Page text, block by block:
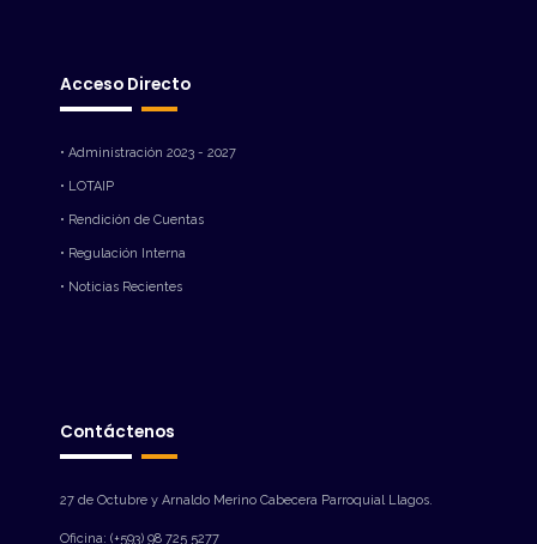
Acceso Directo
• Administración 2023 - 2027
• LOTAIP
• Rendición de Cuentas
• Regulación Interna
• Noticias Recientes
Contáctenos
27 de Octubre y Arnaldo Merino Cabecera Parroquial Llagos.
Oficina: (+593) 98 725 5277